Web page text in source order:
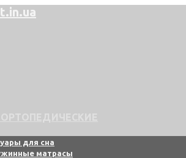
для сна
матрасы